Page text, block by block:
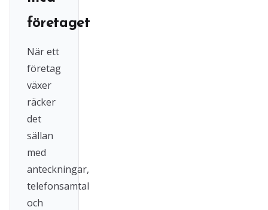
företaget
När ett
företag
växer
räcker
det
sällan
med
anteckningar,
telefonsamtal
och